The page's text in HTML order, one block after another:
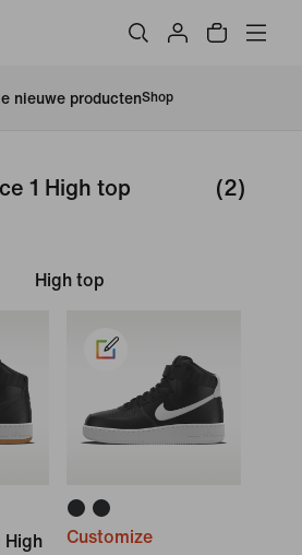
nieuwe productenShop
1 High top
(2)
High top
High
Customize